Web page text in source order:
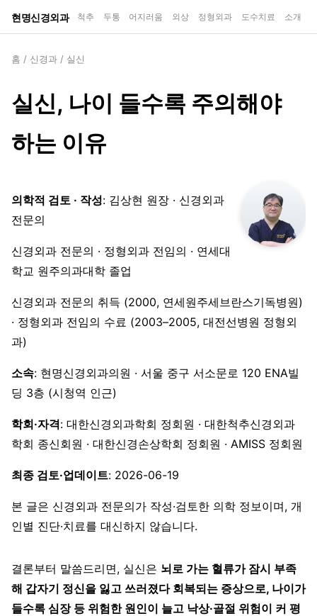
현명신경외과 척추 두통 어지러움 외상 정형외과 도수치료 소개
홈 / 신경과 / 실신
실신, 나이 들수록 주의해야
하는 이유
의학적 검토 · 작성: 김상현 원장 · 신경외과
전문의
신경외과 전문의 · 정형외과 전임의 · 연세대
학교 원주의과대학 졸업
신경외과 전문의 취득 (2000, 연세원주세브란스기독병원)
· 정형외과 전임의 수료 (2003–2005, 대전선병원 정형외
과)
소속: 현명신경외과의원 · 서울 중구 서소문로 120 ENA빌
딩 3층 (시청역 인근)
학회·자격: 대한신경외과학회 정회원 · 대한척추신경외과
학회 종신회원 · 대한신경손상학회 정회원 · AMISS 정회원
최종 검토·업데이트: 2026-06-19
본 글은 신경외과 전문의가 작성·검토한 의학 정보이며, 개
인별 진단·치료를 대신하지 않습니다.
결론부터 말씀드리면, 실신은 뇌로 가는 혈류가 잠시 부족
해 갑자기 정신을 잃고 쓰러졌다 회복되는 증상으로, 나이가
들수록 심장 등 위험한 원인이 늘고 낙상·골절 위험이 커 평